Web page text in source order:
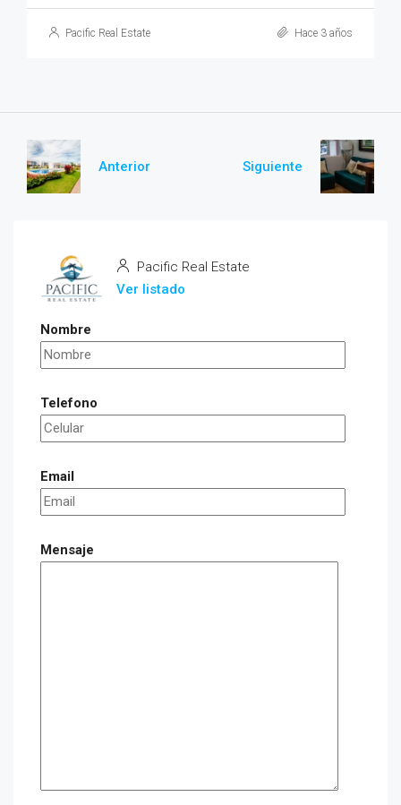
Pacific Real Estate Hace 3 años
Anterior Siguiente
Pacific Real Estate
Ver listado
Nombre
Telefono
Email
Mensaje